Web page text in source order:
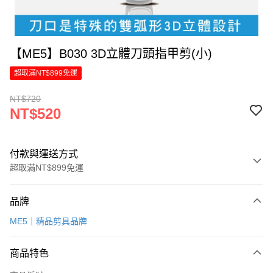
【ME5】B030 3D立體刀頭指甲剪(小)
超取滿NT$899免運
NT$720
NT$520
付款與運送方式
超取滿NT$899免運
信用卡一次付款
Apple Pay
品牌
ME5｜精品剪具品牌
商品特色